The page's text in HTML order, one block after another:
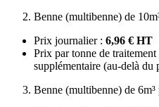
Benne (multibenne) de
Prix journalier : 6,96 € HT
Prix par tonne de traitement
supplémentaire (au-delà du
Benne (multibenne) de 6m³